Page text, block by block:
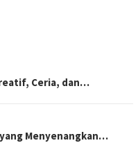
Ceria, dan…
yang Menyenangkan…